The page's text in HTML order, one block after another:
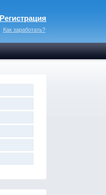
Регистрация
Как заработать?